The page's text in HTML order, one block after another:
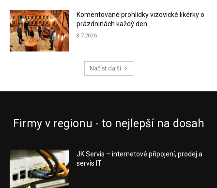
Komentované prohlídky vizovické likérky o
prázdninách každý den.
8.7.2026
Načíst další
Firmy v regionu - to nejlepší na dosah
JK Servis – internetové připojení, prodej a
servis IT